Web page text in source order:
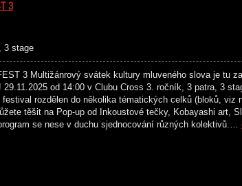
3
3 stage
3 Multižánrový svátek kultury mluveného slova je tu
od 14:00 v Clubu Cross 3. ročník, 3 patra, 3
festival rozdělen do několika tématických celků (bloků, viz
těšit na Pop-up od Inkoustové tečky, Kobayashi art,
se nese v duchu sjednocování různých kolektivů.…